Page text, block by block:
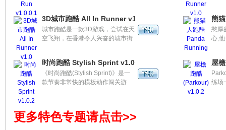
或者蹲下通过。60 FPS 的高分辨
率 3D 图形视觉，让你感觉就是自
己在跑一样，该游戏老少皆宜。
中，
救世
中!!!
3D城市跑酷 All In Runner v1.0
城市跑酷是一款3D游戏，尝试在天
空飞翔，在香港令人兴奋的城市街
熊
憨厚
心,
时尚跑酷 Stylish Sprint v1.0.2
《时尚跑酷(Stylish Sprint)》是一
款节奏非常快的横板动作闯关游
屋
练场
更多特色专题请点击>>